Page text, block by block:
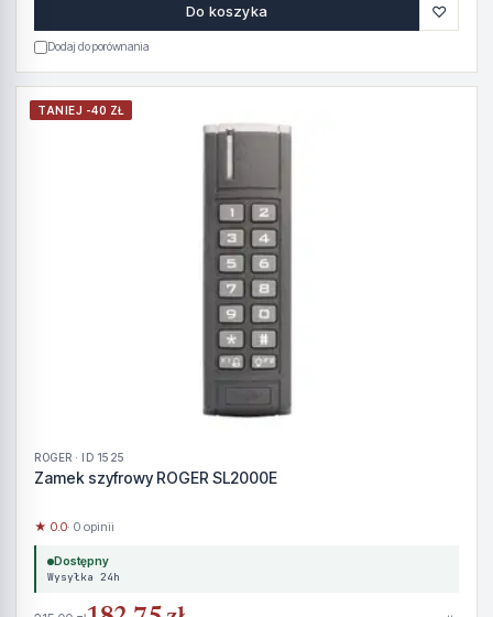
Do koszyka ♡
Dodaj do porównania
TANIEJ -40 ZŁ
ROGER · ID 1525
Zamek szyfrowy ROGER SL2000E
★ 0.0· 0 opinii
Dostępny
Wysyłka 24h